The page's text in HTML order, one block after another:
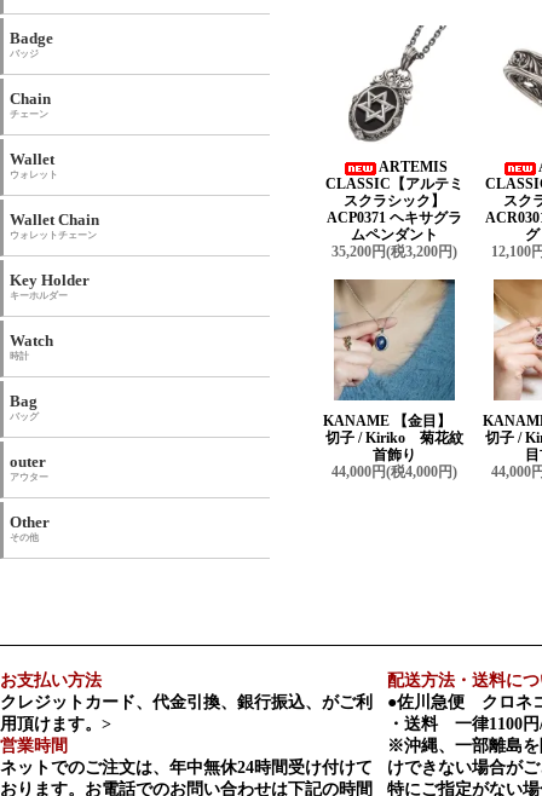
ARTEMIS
CLASSIC【アルテミ
スクラシック】
ACP0371 ヘキサグラ
ムペンダント
35,200円(税3,200円)
スク
12,100
KANAME 【金目】
切子 / Kiriko 菊花紋
首飾り
44,000円(税4,000円)
切子 /
44,000
Badge
バッジ
Chain
チェーン
Wallet
ウォレット
Wallet Chain
ウォレットチェーン
Key Holder
キーホルダー
Watch
時計
Bag
バッグ
outer
アウター
Other
その他
お支払い方法
クレジットカード、代金引換、銀行振込、がご利
用頂けます。>
営業時間
ネットでのご注文は、年中無休24時間受け付けて
おります。お電話でのお問い合わせは下記の時間
配送方法・送料に
●佐川急便 クロネ
・送料 一律1100
※沖縄、一部離島
けできない場合が
特にご指定がない